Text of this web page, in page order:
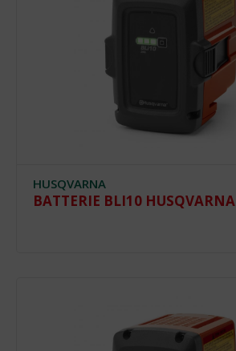
HUSQVARNA
BATTERIE BLI10 HUSQVARNA